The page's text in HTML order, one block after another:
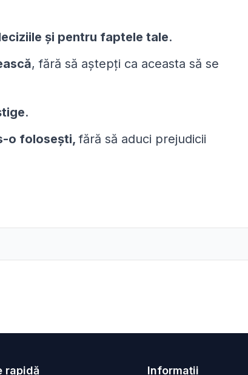
şi pentru faptele tale.
, fără să aştepţi ca aceasta să se
.
o foloseşti,fără să aduci prejudicii
rapidă Informații